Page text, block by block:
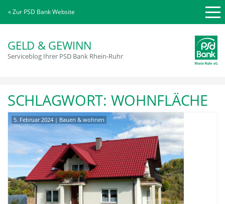
« Zur PSD Bank Website
GELD & GEWINN
Serviceblog Ihrer PSD Bank Rhein-Ruhr
SCHLAGWORT: WOHNFLÄCHE
5. Februar 2024 | Bauen & wohnen